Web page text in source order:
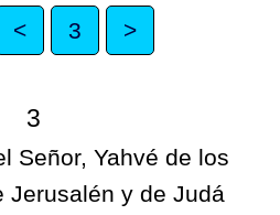
< 3 >
3
Señor, Yahvé de los
Jerusalén y de Judá